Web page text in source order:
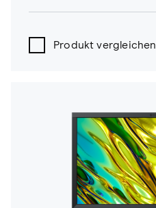
Produkt vergleichen